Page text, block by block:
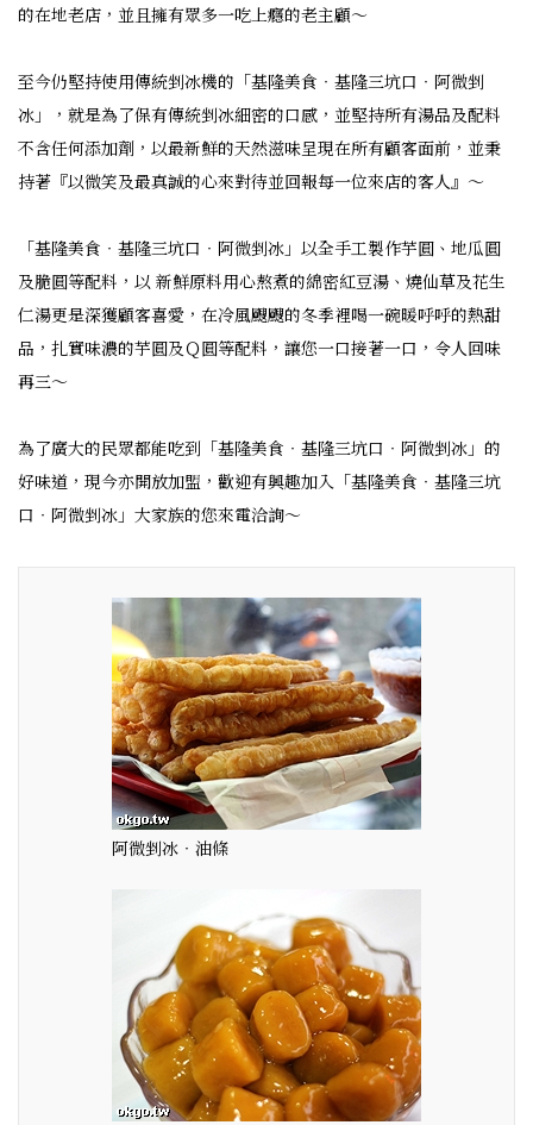
的在地老店，並且擁有眾多一吃上癮的老主顧～
至今仍堅持使用傳統剉冰機的「基隆美食‧基隆三坑口‧阿微剉
冰」，就是為了保有傳統剉冰細密的口感，並堅持所有湯品及配料
不含任何添加劑，以最新鮮的天然滋味呈現在所有顧客面前，並秉
持著『以微笑及最真誠的心來對待並回報每一位來店的客人』～
「基隆美食‧基隆三坑口‧阿微剉冰」以全手工製作芋圓、地瓜圓
及脆圓等配料，以 新鮮原料用心熬煮的綿密紅豆湯、燒仙草及花生
仁湯更是深獲顧客喜愛，在冷風颼颼的冬季裡喝一碗暖呼呼的熱甜
品，扎實味濃的芋圓及Ｑ圓等配料，讓您一口接著一口，令人回味
再三～
為了廣大的民眾都能吃到「基隆美食‧基隆三坑口‧阿微剉冰」的
好味道，現今亦開放加盟，歡迎有興趣加入「基隆美食‧基隆三坑
口‧阿微剉冰」大家族的您來電洽詢～
阿微剉冰‧油條